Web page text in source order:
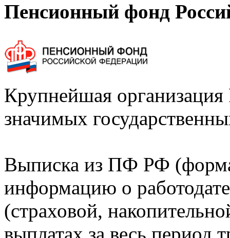
Пенсионный фонд
Крупнейшая
значимых
Выписка из ПФ РФ
информацию о
(страховой,
выплатах за весь период